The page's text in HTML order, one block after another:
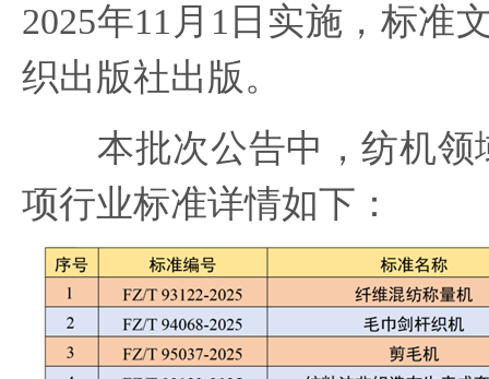
2025年11月1日实施，标准
织出版社出版。
本批次公告中，纺机领
项行业标准详情如下：